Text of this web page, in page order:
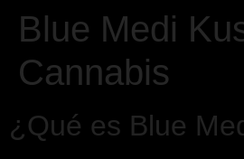
Blue Medi
Cannabis
¿Qué es Blue